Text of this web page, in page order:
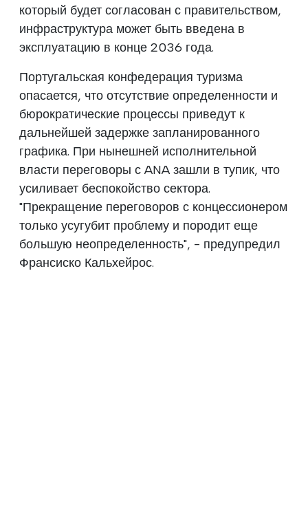
который будет согласован с правительством,
инфраструктура может быть введена в
эксплуатацию в конце 2036 года.
Португальская конфедерация туризма
опасается, что отсутствие определенности и
бюрократические процессы приведут к
дальнейшей задержке запланированного
графика. При нынешней исполнительной
власти переговоры с ANA зашли в тупик, что
усиливает беспокойство сектора.
"Прекращение переговоров с концессионером
только усугубит проблему и породит еще
большую неопределенность", - предупредил
Франсиско Кальхейрос.